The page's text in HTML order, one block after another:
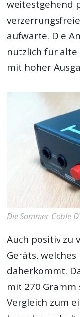
weitestgehend
aufwarte. Die
nützlich für alte
mit hoher
Die Sommer Cable
Auch positiv zu
Geräts,
daherkommt.
mit 270
Vergleich zum